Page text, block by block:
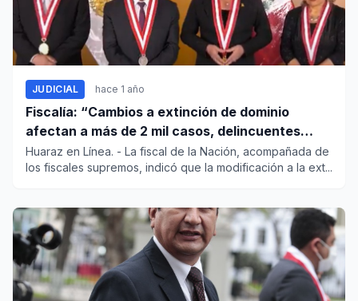
JUDICIAL hace 1 año
Fiscalía: “Cambios a extinción de dominio
afectan a más de 2 mil casos, delincuentes
seguirán disfrutando sus bienes"
Huaraz en Línea. - La fiscal de la Nación, acompañada de
los fiscales supremos, indicó que la modificación a la ext...